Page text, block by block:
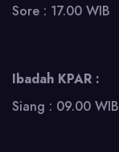
Sore : 17.00 WIB
Ibadah KPAR :
Siang : 09.00 WIB